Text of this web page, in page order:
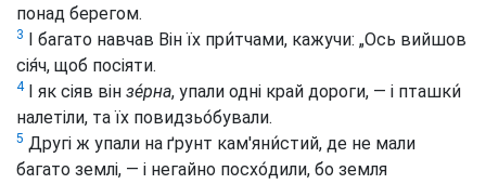
понад берегом.
3
І багато навчав Він їх при́тчами, кажучи: „Ось вийшов
сія́ч, щоб посіяти.
4І як сіяв він зе́рна, упали одні край дороги, — і пташки́
налетіли, та їх повидзьо́бували.
5 Другі ж упали на ґрунт кам'яни́стий, де не мали
багато землі, — і негайно посхо́дили, бо земля